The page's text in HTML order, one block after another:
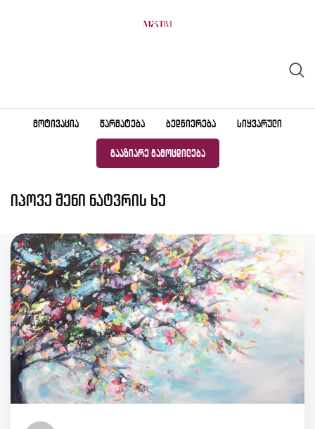
ᲛᲝᲢᲘᲕᲐᲪᲘᲐ ᲬᲐᲠᲛᲐᲢᲔᲑᲐ ᲑᲔᲓᲜᲘᲔᲠᲔᲑᲐ ᲡᲘᲧᲕᲐᲠᲣᲚᲘ
ᲒᲐᲐᲖᲘᲐᲠᲔ ᲒᲐᲛᲝᲪᲓᲘᲚᲔᲑᲐ
იპოვე შენი ნატვრის ხე